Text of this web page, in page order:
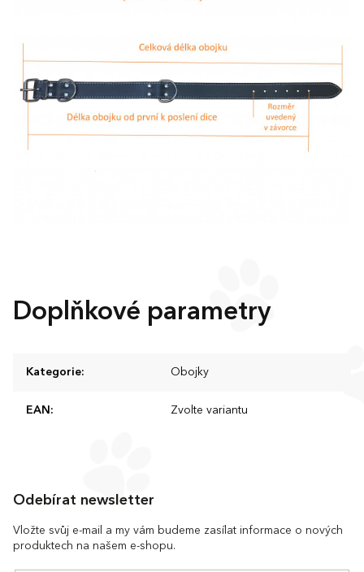
Doplňkové parametry
Kategorie: Obojky
EAN : Zvolte variantu
Odebírat newsletter
Vložte svůj e-mail a my vám budeme zasílat informace o nových
produktech na našem e-shopu.